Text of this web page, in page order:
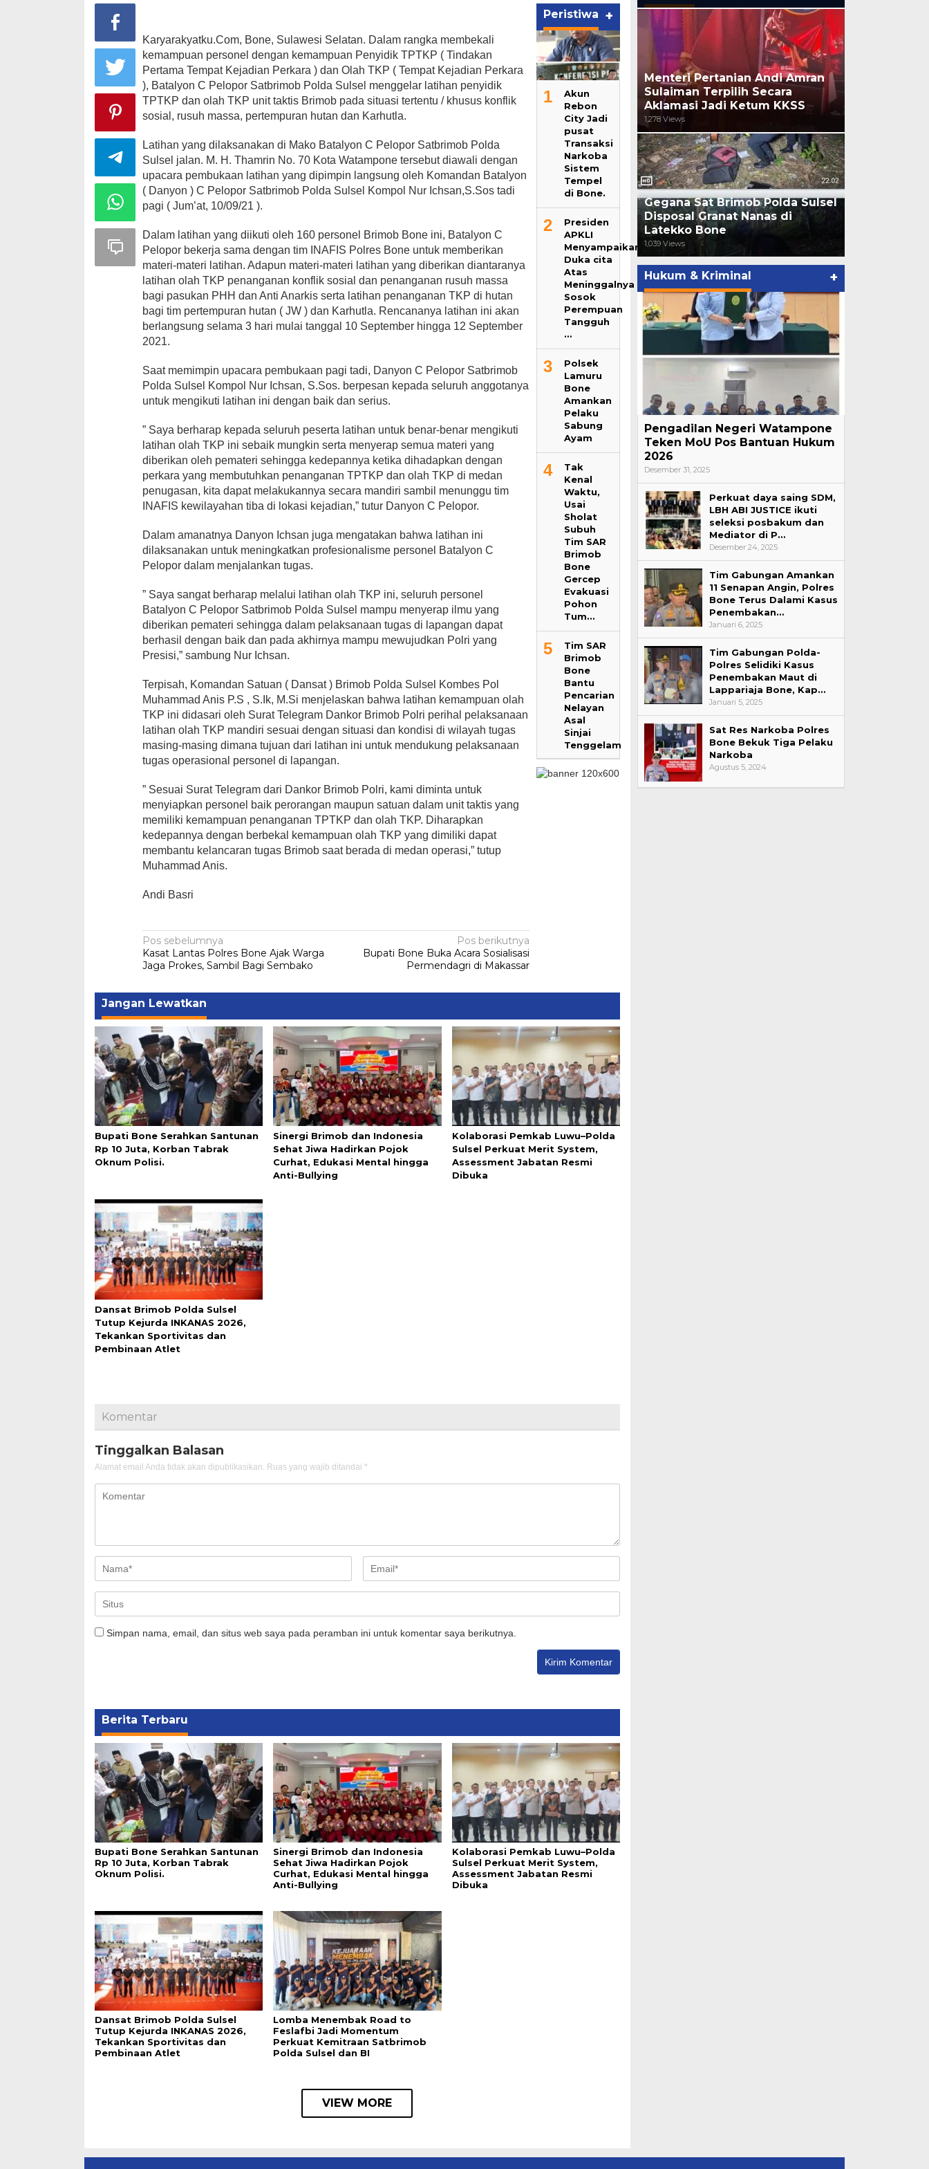
Karyarakyatku.Com, Bone, Sulawesi Selatan. Dalam rangka membekali
kemampuan personel dengan kemampuan Penyidik TPTKP ( Tindakan
Pertama Tempat Kejadian Perkara ) dan Olah TKP ( Tempat Kejadian Perkara
), Batalyon C Pelopor Satbrimob Polda Sulsel menggelar latihan penyidik
TPTKP dan olah TKP unit taktis Brimob pada situasi tertentu / khusus konflik
sosial, rusuh massa, pertempuran hutan dan Karhutla.
Latihan yang dilaksanakan di Mako Batalyon C Pelopor Satbrimob Polda
Sulsel jalan. M. H. Thamrin No. 70 Kota Watampone tersebut diawali dengan
upacara pembukaan latihan yang dipimpin langsung oleh Komandan Batalyon
( Danyon ) C Pelopor Satbrimob Polda Sulsel Kompol Nur Ichsan,S.Sos tadi
pagi ( Jum’at, 10/09/21 ).
Dalam latihan yang diikuti oleh 160 personel Brimob Bone ini, Batalyon C
Pelopor bekerja sama dengan tim INAFIS Polres Bone untuk memberikan
materi-materi latihan. Adapun materi-materi latihan yang diberikan diantaranya
latihan olah TKP penanganan konflik sosial dan penanganan rusuh massa
bagi pasukan PHH dan Anti Anarkis serta latihan penanganan TKP di hutan
bagi tim pertempuran hutan ( JW ) dan Karhutla. Rencananya latihan ini akan
berlangsung selama 3 hari mulai tanggal 10 September hingga 12 September
2021.
Saat memimpin upacara pembukaan pagi tadi, Danyon C Pelopor Satbrimob
Polda Sulsel Kompol Nur Ichsan, S.Sos. berpesan kepada seluruh anggotanya
untuk mengikuti latihan ini dengan baik dan serius.
” Saya berharap kepada seluruh peserta latihan untuk benar-benar mengikuti
latihan olah TKP ini sebaik mungkin serta menyerap semua materi yang
diberikan oleh pemateri sehingga kedepannya ketika dihadapkan dengan
perkara yang membutuhkan penanganan TPTKP dan olah TKP di medan
penugasan, kita dapat melakukannya secara mandiri sambil menunggu tim
INAFIS kewilayahan tiba di lokasi kejadian,” tutur Danyon C Pelopor.
Dalam amanatnya Danyon Ichsan juga mengatakan bahwa latihan ini
dilaksanakan untuk meningkatkan profesionalisme personel Batalyon C
Pelopor dalam menjalankan tugas.
” Saya sangat berharap melalui latihan olah TKP ini, seluruh personel
Batalyon C Pelopor Satbrimob Polda Sulsel mampu menyerap ilmu yang
diberikan pemateri sehingga dalam pelaksanaan tugas di lapangan dapat
berhasil dengan baik dan pada akhirnya mampu mewujudkan Polri yang
Presisi,” sambung Nur Ichsan.
Terpisah, Komandan Satuan ( Dansat ) Brimob Polda Sulsel Kombes Pol
Muhammad Anis P.S , S.Ik, M.Si menjelaskan bahwa latihan kemampuan olah
TKP ini didasari oleh Surat Telegram Dankor Brimob Polri perihal pelaksanaan
latihan olah TKP mandiri sesuai dengan situasi dan kondisi di wilayah tugas
masing-masing dimana tujuan dari latihan ini untuk mendukung pelaksanaan
tugas operasional personel di lapangan.
” Sesuai Surat Telegram dari Dankor Brimob Polri, kami diminta untuk
menyiapkan personel baik perorangan maupun satuan dalam unit taktis yang
memiliki kemampuan penanganan TPTKP dan olah TKP. Diharapkan
kedepannya dengan berbekal kemampuan olah TKP yang dimiliki dapat
membantu kelancaran tugas Brimob saat berada di medan operasi,” tutup
Muhammad Anis.
Andi Basri
Navigasi
pos
Pos sebelumnya
Kasat Lantas Polres Bone Ajak Warga
Jaga Prokes, Sambil Bagi Sembako
Pos berikutnya
Bupati Bone Buka Acara Sosialisasi
Permendagri di Makassar
Peristiwa +
1
Akun
Rebon
City Jadi
pusat
Transaksi
Narkoba
Sistem
Tempel
di Bone.
2
Presiden
APKLI
Menyampaikan
Duka cita
Atas
Meninggalnya
Sosok
Perempuan
Tangguh
…
3
Polsek
Lamuru
Bone
Amankan
Pelaku
Sabung
Ayam
4
Tak
Kenal
Waktu,
Usai
Sholat
Subuh
Tim SAR
Brimob
Bone
Gercep
Evakuasi
Pohon
Tum…
5
Tim SAR
Brimob
Bone
Bantu
Pencarian
Nelayan
Asal
Sinjai
Tenggelam
Jangan Lewatkan
Bupati Bone Serahkan Santunan
Rp 10 Juta, Korban Tabrak
Oknum Polisi.
Sinergi Brimob dan Indonesia
Sehat Jiwa Hadirkan Pojok
Curhat, Edukasi Mental hingga
Anti-Bullying
Kolaborasi Pemkab Luwu–Polda
Sulsel Perkuat Merit System,
Assessment Jabatan Resmi
Dibuka
Dansat Brimob Polda Sulsel
Tutup Kejurda INKANAS 2026,
Tekankan Sportivitas dan
Pembinaan Atlet
Komentar
Tinggalkan Balasan
Alamat email Anda tidak akan dipublikasikan. Ruas yang wajib ditandai *
Simpan nama, email, dan situs web saya pada peramban ini untuk komentar saya berikutnya.
Berita Terbaru
Bupati Bone Serahkan Santunan
Rp 10 Juta, Korban Tabrak
Oknum Polisi.
Sinergi Brimob dan Indonesia
Sehat Jiwa Hadirkan Pojok
Curhat, Edukasi Mental hingga
Anti-Bullying
Kolaborasi Pemkab Luwu–Polda
Sulsel Perkuat Merit System,
Assessment Jabatan Resmi
Dibuka
Dansat Brimob Polda Sulsel
Tutup Kejurda INKANAS 2026,
Tekankan Sportivitas dan
Pembinaan Atlet
Lomba Menembak Road to
Feslafbi Jadi Momentum
Perkuat Kemitraan Satbrimob
Polda Sulsel dan BI
VIEW MORE
Menteri Pertanian Andi Amran
Sulaiman Terpilih Secara
Aklamasi Jadi Ketum KKSS
1,278 Views
Gegana Sat Brimob Polda Sulsel
Disposal Granat Nanas di
Latekko Bone
1,039 Views
Hukum & Kriminal +
Pengadilan Negeri Watampone
Teken MoU Pos Bantuan Hukum
2026
Desember 31, 2025
Perkuat daya saing SDM,
LBH ABI JUSTICE ikuti
seleksi posbakum dan
Mediator di P…
Desember 24, 2025
Tim Gabungan Amankan
11 Senapan Angin, Polres
Bone Terus Dalami Kasus
Penembakan…
Januari 6, 2025
Tim Gabungan Polda-
Polres Selidiki Kasus
Penembakan Maut di
Lappariaja Bone, Kap…
Januari 5, 2025
Sat Res Narkoba Polres
Bone Bekuk Tiga Pelaku
Narkoba
Agustus 5, 2024